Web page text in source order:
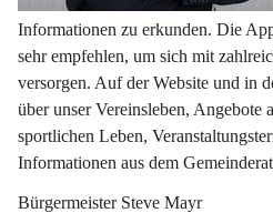
Informationen zu erkunden. Die
sehr empfehlen, um sich mit
versorgen. Auf der Website und in
über unser Vereinsleben, Angebote
sportlichen Leben,
Informationen aus dem
Bürgermeister Steve Mayr